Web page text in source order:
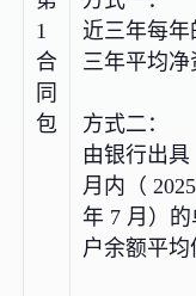
1
合
同
包
近三年每年
三年平均净
方式二：
由银行出
月内（
年 7 月）
户余额平均